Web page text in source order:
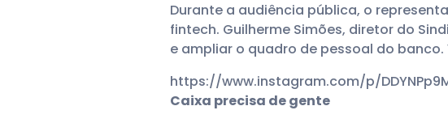
Durante a audiência pública, o
fintech. Guilherme Simões, diretor do
e ampliar o quadro de pessoal do banco.
https://www.instagram.com/p/
Caixa precisa de gente